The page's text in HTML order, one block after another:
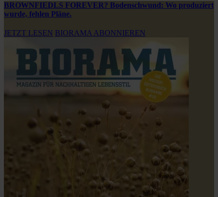
BROWNFIEDLS FOREVER? Bodenschwund: Wo produziert
wurde, fehlen Pläne.
JETZT LESEN BIORAMA ABONNIEREN